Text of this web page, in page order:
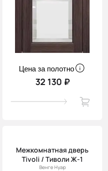
Цена за полотно
32 130 ₽
Межкомнатная дверь
Tivoli / Тиволи Ж-1
Венге Нуар